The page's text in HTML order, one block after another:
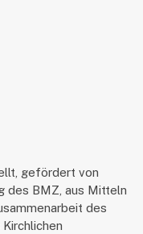
gefördert von
des BMZ, aus Mitteln
des